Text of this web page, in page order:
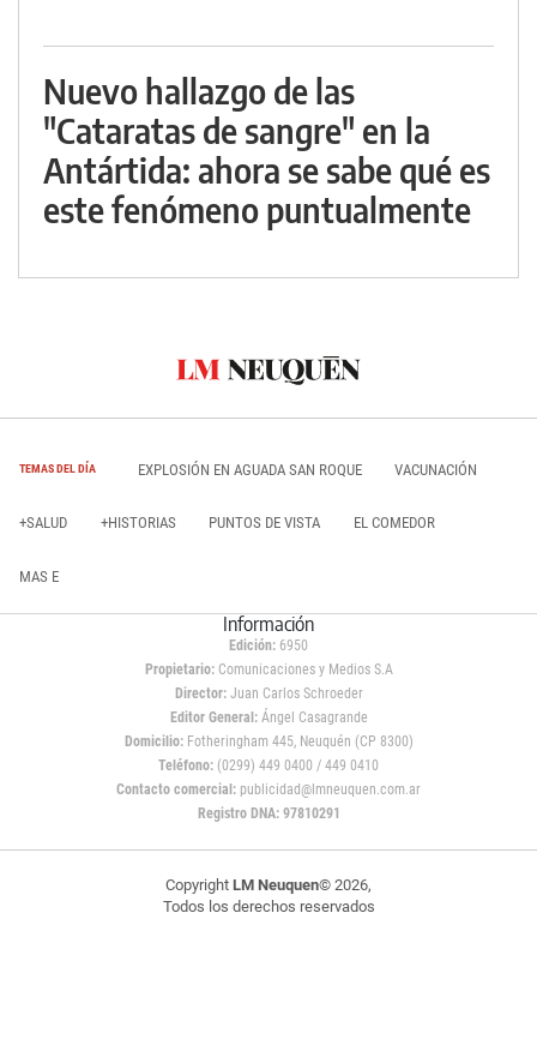
Nuevo hallazgo de las
"Cataratas de sangre" en la
Antártida: ahora se sabe qué es
este fenómeno puntualmente
TEMAS DEL DÍA EXPLOSIÓN EN AGUADA SAN ROQUE VACUNACIÓN
+SALUD +HISTORIAS PUNTOS DE VISTA EL COMEDOR
MAS E
Información
Edición: 6950
Propietario:Comunicaciones y Medios S.A
Director: Juan Carlos Schroeder
Editor General:Ángel Casagrande
Domicilio:Fotheringham 445, Neuquén (CP 8300)
Teléfono: (0299) 449 0400 / 449 0410
Contacto comercial: publicidad@lmneuquen.com.ar
Registro DNA: 97810291
Copyright LM Neuquen© 2026,
Todos los derechos reservados